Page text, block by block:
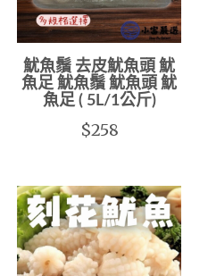
魷魚鬚 去皮魷魚頭 魷
魚足 魷魚鬚 魷魚頭 魷
魚足 ( 5L/1公斤)
$258